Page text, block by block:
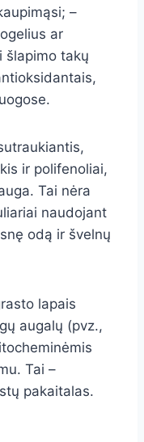
–
ar
šlapimo takų
ir polifenoliai,
Tai nėra
naudojant
odą ir švelnų
lapais
augalų (pvz.,
Tai –
pakaitalas.